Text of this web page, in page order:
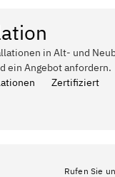
in Alt- und
ein Angebot anfordern.
Zertifiziert
Rufen Sie